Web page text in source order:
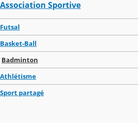
Association Sportive
Futsal
Basket-Ball
Badminton
Athlétisme
Sport partagé